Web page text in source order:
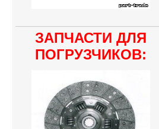
ЗАПЧАСТИ ДЛЯ
ПОГРУЗЧИКОВ: